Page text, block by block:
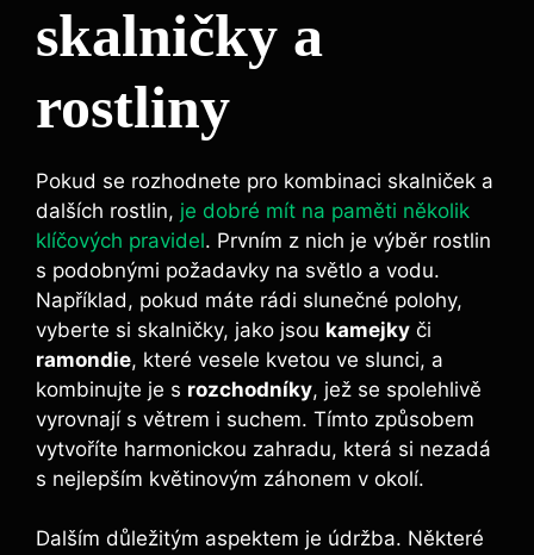
skalničky a
rostliny
Pokud se rozhodnete pro kombinaci skalniček a
dalších rostlin, je dobré mít na paměti několik
klíčových pravidel. Prvním z nich je výběr rostlin
s podobnými požadavky na světlo a vodu.
Například, pokud máte rádi slunečné polohy,
vyberte si skalničky, jako jsou kamejky či
ramondie, které vesele kvetou ve slunci, a
kombinujte je s rozchodníky, jež se spolehlivě
vyrovnají s větrem i suchem. Tímto způsobem
vytvoříte harmonickou zahradu, která si nezadá
s nejlepším květinovým záhonem v okolí.
Dalším důležitým aspektem je údržba. Některé